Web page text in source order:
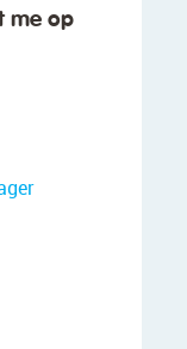
me op